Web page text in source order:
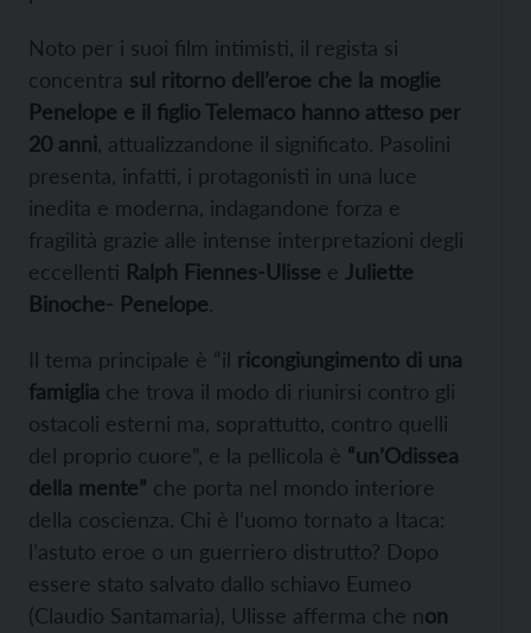
Noto per i suoi film intimisti, il regista si
concentra sul ritorno dell’eroe che la moglie
Penelope e il figlio Telemaco hanno atteso per
20 anni , attualizzandone il significato. Pasolini
presenta, infatti, i protagonisti in una luce
inedita e moderna, indagandone forza e
fragilità grazie alle intense interpretazioni degli
eccellenti Ralph Fiennes-Ulisse e Juliette
Binoche- Penelope.
Il tema principale è “il ricongiungimento di una
famiglia che trova il modo di riunirsi contro gli
ostacoli esterni ma, soprattutto, contro quelli
del proprio cuore”, e la pellicola è “un’Odissea
della mente” che porta nel mondo interiore
della coscienza. Chi è l’uomo tornato a Itaca:
l’astuto eroe o un guerriero distrutto? Dopo
essere stato salvato dallo schiavo Eumeo
(Claudio Santamaria), Ulisse afferma che non